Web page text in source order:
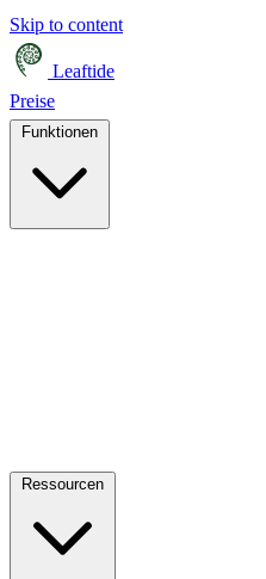
Skip to content
Leaftide
Preise